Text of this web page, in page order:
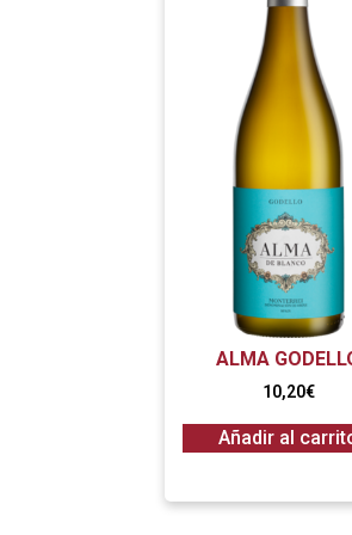
ALMA
10,20€
Añadir al